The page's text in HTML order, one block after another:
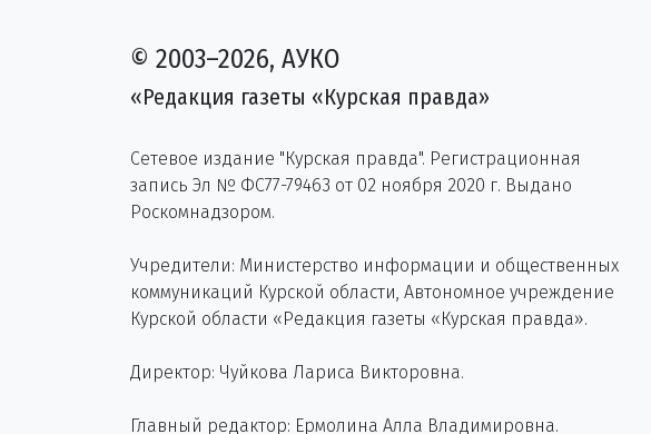
© 2003–2026, АУКО
«Редакция газеты «Курская правда»
Сетевое издание "Курская правда". Регистрационная
запись Эл № ФС77-79463 от 02 ноября 2020 г. Выдано
Роскомнадзором.
Учредители: Министерство информации и общественных
коммуникаций Курской области, Автономное учреждение
Курской области «Редакция газеты «Курская правда».
Директор: Чуйкова Лариса Викторовна.
Главный редактор: Ермолина Алла Владимировна.